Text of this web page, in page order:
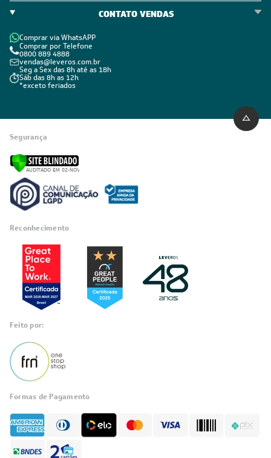
CONTATO VENDAS
Comprar via WhatsAPP
Comprar por Telefone
0800 889 4888
vendas@leveros.com.br
Seg a Sex das 8h até as 18h
Sáb das 8h as 12h
*exceto feriados
Segurança
Reconhecimento
Feito por:
Formas de Pagamento
Fale com a LIA